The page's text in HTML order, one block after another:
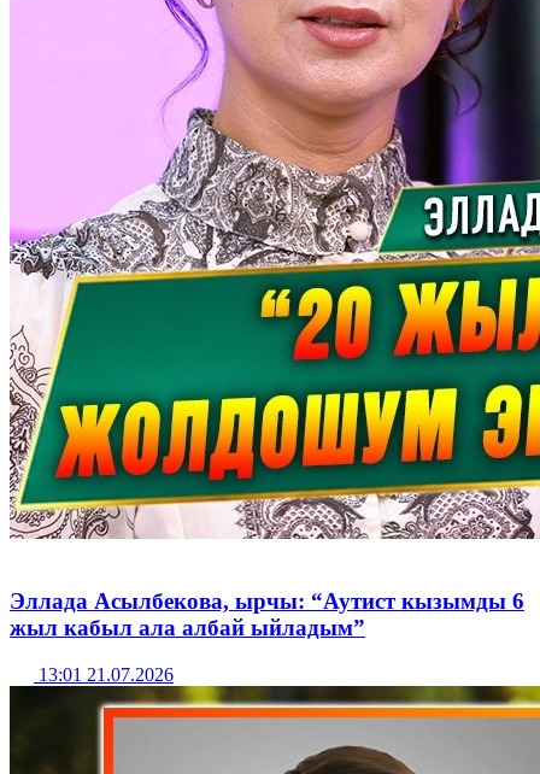
Эллада Асылбекова, ырчы: “Аутист кызымды 6
жыл кабыл ала албай ыйладым”
13:01 21.07.2026